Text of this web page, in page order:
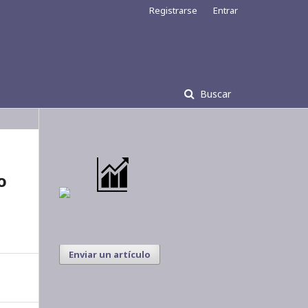
Buscar
Registrarse Entrar
Enviar un artículo